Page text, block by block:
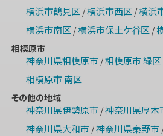
横浜市鶴見区/横浜市西区/横浜
横浜市南区/横浜市保土ケ谷区/
相模原市
神奈川県相模原市/相模原市 緑区
相模原市 南区
その他の地域
神奈川県伊勢原市/神奈川県厚木
神奈川県大和市/神奈川県秦野市